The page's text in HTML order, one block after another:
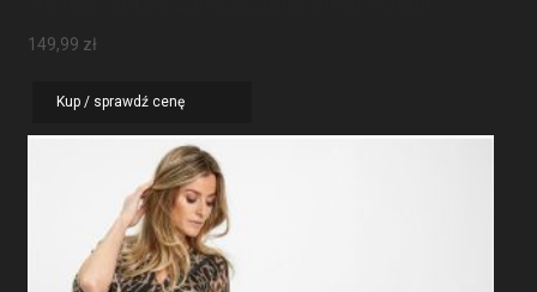
149,99 zł
Kup / sprawdź cenę